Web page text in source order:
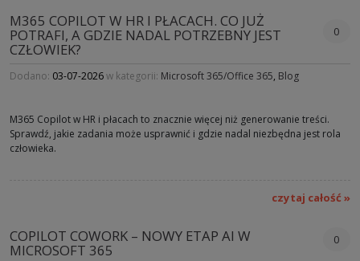
M365 COPILOT W HR I PŁACACH. CO JUŻ
POTRAFI, A GDZIE NADAL POTRZEBNY JEST
CZŁOWIEK?
0
Dodano: 03-07-2026w kategorii: Microsoft 365/Office 365, Blog
M365 Copilot w HR i płacach to znacznie więcej niż generowanie treści.
Sprawdź, jakie zadania może usprawnić i gdzie nadal niezbędna jest rola
człowieka.
czytaj całość »
COPILOT COWORK – NOWY ETAP AI W
MICROSOFT 365
0